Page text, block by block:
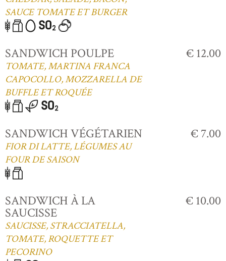
SAUCE TOMATE ET BURGER
SANDWICH POULPE
TOMATE, MARTINA FRANCA
CAPOCOLLO, MOZZARELLA DE
BUFFLE ET ROQUÉE
€ 12.00
SANDWICH VÉGÉTARIEN
FIOR DI LATTE, LÉGUMES AU
FOUR DE SAISON
€ 7.00
SANDWICH À LA
SAUCISSE
SAUCISSE, STRACCIATELLA,
TOMATE, ROQUETTE ET
PECORINO
€ 10.00